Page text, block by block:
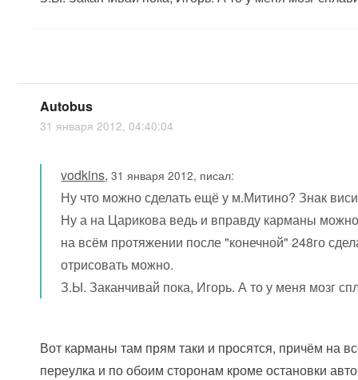
Autobus
31 января 2012, 04:40:04
vodkins,31 января 2012, писал:
Ну что можно сделать ещё у м.Митино? Знак
Ну а на Царикова ведь и вправду карманы
на всём протяжении после "конечной" 248го
отрисовать можно.
З.Ы. Заканчивай пока, Игорь. А то у меня мозг
Вот карманы там прям таки и просятся, причём на
переулка и по обоим сторонам кроме остановки